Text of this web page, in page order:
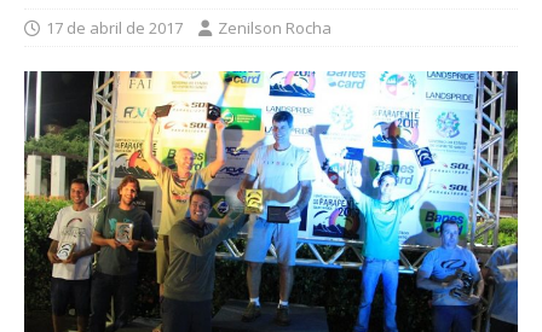
17 de abril de 2017 Zenilson Rocha